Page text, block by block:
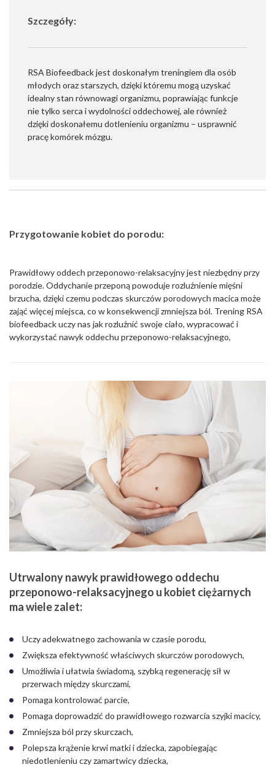
Szczegóły:
RSA Biofeedback jest doskonałym treningiem dla osób
młodych oraz starszych, dzięki któremu mogą uzyskać
idealny stan równowagi organizmu, poprawiając funkcje
nie tylko serca i wydolności oddechowej, ale również
dzięki doskonałemu dotlenieniu organizmu – usprawnić
pracę komórek mózgu.
Przygotowanie kobiet do porodu:
Prawidłowy oddech przeponowo-relaksacyjny jest niezbędny przy
porodzie. Oddychanie przeponą powoduje rozluźnienie mięśni
brzucha, dzięki czemu podczas skurczów porodowych macica może
zająć więcej miejsca, co w konsekwencji zmniejsza ból. Trening RSA
biofeedback uczy nas jak rozluźnić swoje ciało, wypracować i
wykorzystać nawyk oddechu przeponowo-relaksacyjnego,
Utrwalony nawyk prawidłowego oddechu
przeponowo-relaksacyjnego u kobiet ciężarnych
ma wiele zalet:
Uczy adekwatnego zachowania w czasie porodu,
Zwiększa efektywność właściwych skurczów porodowych,
Umożliwia i ułatwia świadomą, szybką regenerację sił w
przerwach między skurczami,
Pomaga kontrolować parcie,
Pomaga doprowadzić do prawidłowego rozwarcia szyjki macicy,
Zmniejsza ból przy skurczach,
Polepsza krążenie krwi matki i dziecka, zapobiegając
niedotlenieniu czy zamartwicy dziecka,